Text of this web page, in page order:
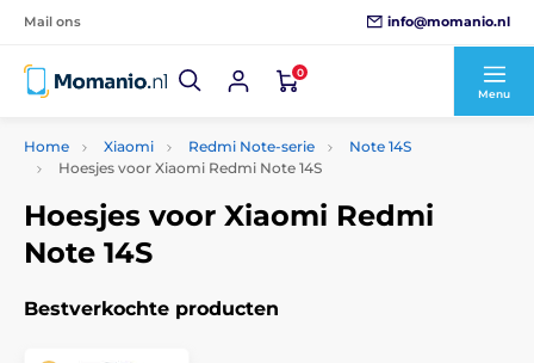
Mail ons info@momanio.nl
0
Menu
Home Xiaomi Redmi Note-serie
Note 14S
Hoesjes voor Xiaomi Redmi Note 14S
Hoesjes voor Xiaomi Redmi
Note 14S
Bestverkochte producten